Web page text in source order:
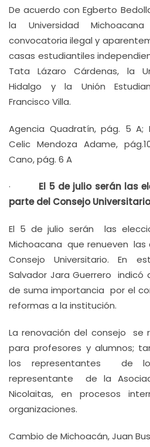
De acuerdo con Egberto
la Universidad
convocatoria ilegal y
casas estudiantiles
Tata Lázaro Cárdenas, la
Hidalgo y la Unión
Francisco Villa.
Agencia Quadratín, pág. 5 A;
Celic Mendoza Adame,
Cano, pág. 6 A
· El 5 de julio serán las
parte del Consejo Universitario
El 5 de julio serán las
Michoacana que renueven
Consejo Universitario. En
Salvador Jara Guerrero
de suma importancia por el
reformas a la institución.
La renovación del consejo se
para profesores y alumnos;
los representantes de
representante de la
Nicolaitas, en procesos
organizaciones.
Cambio de Michoacán, Juan